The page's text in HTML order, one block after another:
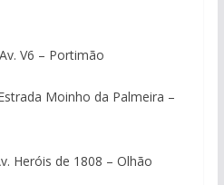
V6 – Portimão
Moinho da Palmeira –
Heróis de 1808 – Olhão